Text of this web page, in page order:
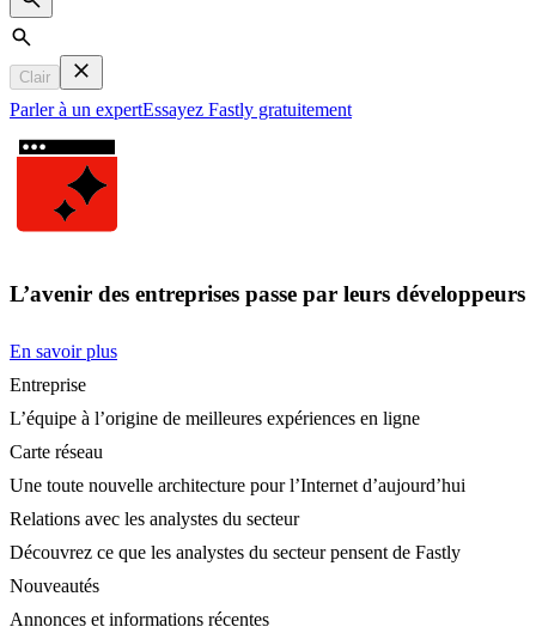
Search
Clair
Parler à un expertEssayez Fastly gratuitement
L’avenir des entreprises passe par leurs développeurs
En savoir plus
Entreprise
L’équipe à l’origine de meilleures expériences en ligne
Carte réseau
Une toute nouvelle architecture pour l’Internet d’aujourd’hui
Relations avec les analystes du secteur
Découvrez ce que les analystes du secteur pensent de Fastly
Nouveautés
Annonces et informations récentes